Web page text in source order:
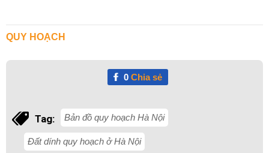
QUY HOẠCH
0Chia sẻ
Tag: Bản đồ quy hoạch Hà Nội
Đất dính quy hoạch ở Hà Nội